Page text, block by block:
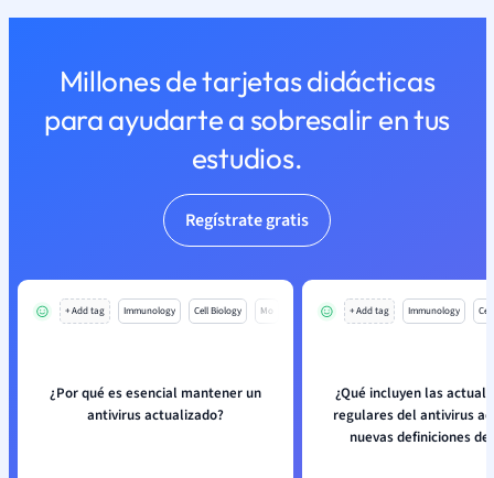
Millones de tarjetas didácticas
para ayudarte a sobresalir en tus
estudios.
Regístrate gratis
+ Add tag Immunology Cell Biology Mo
¿Por qué es esencial mantener un
antivirus actualizado?
+ Add tag Immunology
¿Qué incluyen las
regulares del antivirus
nuevas definiciones de